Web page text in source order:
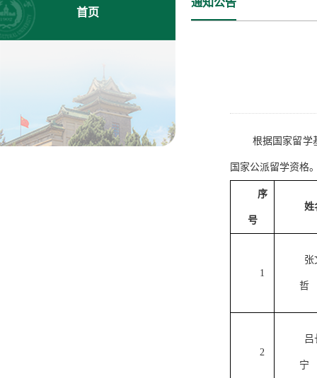
首页
通知公告
根据国家留学
国家公派留学资格
序
号
姓
1
张
哲
2
吕
宁